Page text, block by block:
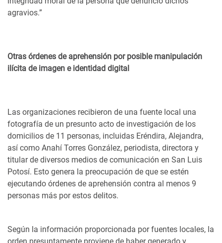
agravios.”
Otras órdenes de aprehensión por posible manipulación
ilícita de imagen e identidad digital
Las organizaciones recibieron de una fuente local una
fotografía de un presunto acto de investigación de los
domicilios de 11 personas, incluidas Eréndira, Alejandra,
así como Anahí Torres González, periodista, directora y
titular de diversos medios de comunicación en San Luis
Potosí. Esto genera la preocupación de que se estén
ejecutando órdenes de aprehensión contra al menos 9
personas más por estos delitos.
Según la información proporcionada por fuentes locales, la